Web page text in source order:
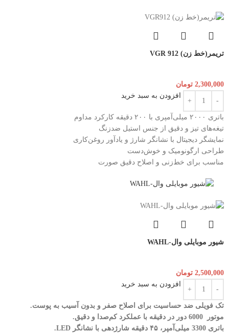
تریمر(خط زن) VGR 912
2,300,000 تومان
افزودن به سبد خرید
باتری ۲۰۰۰ میلی‌آمپری با ۲۰۰ دقیقه کارکرد مداوم
تیغه‌های تیز و دقیق از جنس استیل ضدزنگ
نمایشگر دیجیتال با نشانگر شارژ و یادآور روغن‌کاری
طراحی ارگونومیک و خوش‌دست
مناسب برای خط‌زنی و اصلاح دقیق صورت
شیور موبایلی وال-WAHL
2,500,000 تومان
افزودن به سبد خرید
تک فویلی ضد حساسیت برای اصلاح صفر و بدون آسیب به پوست.
موتور 6000 دور در دقیقه با عملکرد کم‌صدا و دقیق.
باتری 3300 میلی‌آمپر، ۴۵ دقیقه شارژدهی با نشانگر LED.